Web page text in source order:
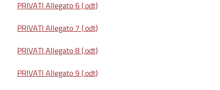
PRIVATI Allegato 6 (.odt)
PRIVATI Allegato 7 (.odt)
PRIVATI Allegato 8 (.odt)
PRIVATI Allegato 9 (.odt)